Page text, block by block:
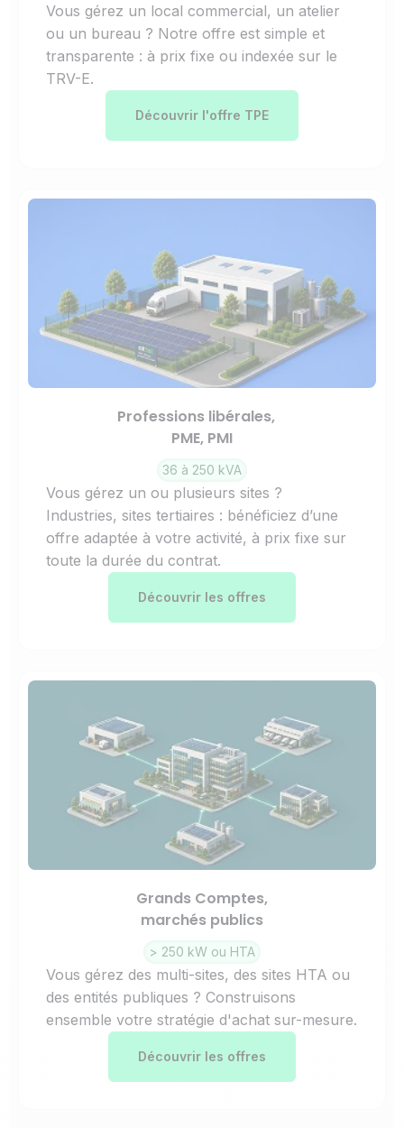
Vous gérez un local commercial, un atelier
ou un bureau ? Notre offre est simple et
transparente : à prix fixe ou indexée sur le
TRV-E.
Découvrir l'offre TPE
Professions libérales,
PME, PMI
36 à 250 kVA
Vous gérez un ou plusieurs sites ?
Industries, sites tertiaires : bénéficiez d’une
offre adaptée à votre activité, à prix fixe sur
toute la durée du contrat.
Découvrir les offres
Grands Comptes,
marchés publics
> 250 kW ou HTA
Vous gérez des multi-sites, des sites HTA ou
des entités publiques ? Construisons
ensemble votre stratégie d'achat sur-mesure.
Découvrir les offres